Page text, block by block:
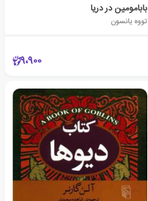
بابامومین در دریا
تووه یانسون
9،900